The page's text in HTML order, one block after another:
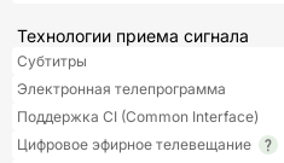
Технологии приема сигнала
Субтитры
Электронная телепрограмма
Поддержка CI (Common Interface)
Цифровое эфирное телевещание